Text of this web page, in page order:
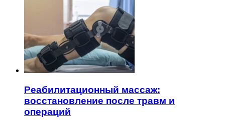
Реабилитационный массаж:
восстановление после травм и
операций